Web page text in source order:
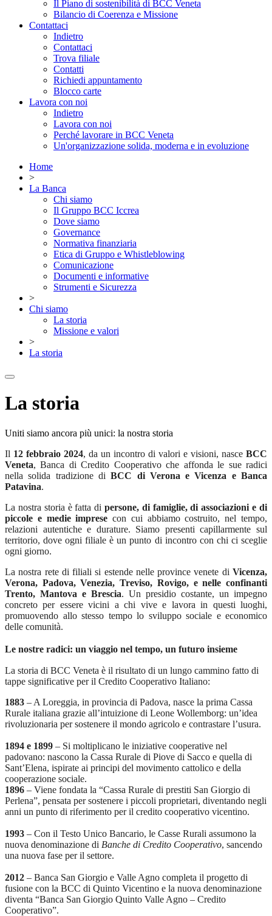
Il Piano di sostenibilità di BCC Veneta
Bilancio di Coerenza e Missione
Contattaci
Indietro
Contattaci
Trova filiale
Contatti
Richiedi appuntamento
Blocco carte
Lavora con noi
Indietro
Lavora con noi
Perché lavorare in BCC Veneta
Un'organizzazione solida, moderna e in evoluzione
Home
>
La Banca
Chi siamo
Il Gruppo BCC Iccrea
Dove siamo
Governance
Normativa finanziaria
Etica di Gruppo e Whistleblowing
Comunicazione
Documenti e informative
Strumenti e Sicurezza
>
Chi siamo
La storia
Missione e valori
>
La storia
La storia
Uniti siamo ancora più unici: la nostra storia
Il 12 febbraio 2024, da un incontro di valori e visioni, nasce BCC
Veneta, Banca di Credito Cooperativo che affonda le sue radici
nella solida tradizione diBCC di Verona e Vicenza e Banca
Patavina.
La nostra storia è fatta di persone, di famiglie, di associazioni e di
piccole e medie imprese con cui abbiamo costruito, nel tempo,
relazioni autentiche e durature. Siamo presenti capillarmente sul
territorio, dove ogni filiale è un punto di incontro con chi ci sceglie
ogni giorno.
La nostra rete di filiali si estende nelle province venete di Vicenza,
Verona, Padova, Venezia, Treviso, Rovigo, e nelle confinanti
Trento, Mantova e Brescia. Un presidio costante, un impegno
concreto per essere vicini a chi vive e lavora in questi luoghi,
promuovendo allo stesso tempo lo sviluppo sociale e economico
delle comunità.
Le nostre radici: un viaggio nel tempo, un futuro insieme
La storia di BCC Veneta è il risultato di un lungo cammino fatto di
tappe significative per il Credito Cooperativo Italiano:
1883 – A Loreggia, in provincia di Padova, nasce la prima Cassa
Rurale italiana grazie all’intuizione di Leone Wollemborg: un’idea
rivoluzionaria per sostenere il mondo agricolo e contrastare l’usura.
1894 e 1899 – Si moltiplicano le iniziative cooperative nel
padovano: nascono la Cassa Rurale di Piove di Sacco e quella di
Sant’Elena, ispirate ai principi del movimento cattolico e della
cooperazione sociale.
1896 – Viene fondata la “Cassa Rurale di prestiti San Giorgio di
Perlena”, pensata per sostenere i piccoli proprietari, diventando negli
anni un punto di riferimento per il credito cooperativo vicentino.
1993 – Con il Testo Unico Bancario, le Casse Rurali assumono la
nuova denominazione di Banche di Credito Cooperativo, sancendo
una nuova fase per il settore.
2012 – Banca San Giorgio e Valle Agno completa il progetto di
fusione con la BCC di Quinto Vicentino e la nuova denominazione
diventa “Banca San Giorgio Quinto Valle Agno – Credito
Cooperativo”.